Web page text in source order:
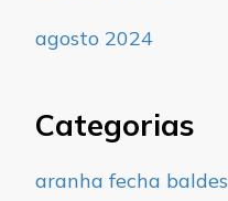
agosto 2024
Categorias
aranha fecha baldes